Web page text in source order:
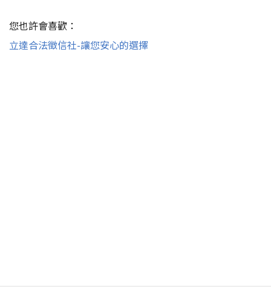
您也許會喜歡：
立達合法徵信社-讓您安心的選擇